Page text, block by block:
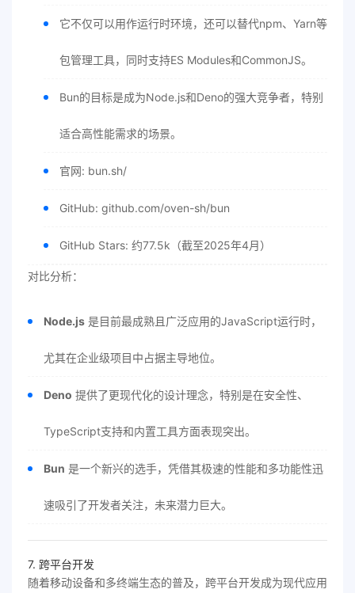
它不仅可以用作运行时环境，还可以替代npm、Yarn等
包管理工具，同时支持ES Modules和CommonJS。
Bun的目标是成为Node.js和Deno的强大竞争者，特别
适合高性能需求的场景。
官网: bun.sh/
GitHub: github.com/oven-sh/bun
GitHub Stars: 约77.5k（截至2025年4月）
对比分析：
Node.js 是目前最成熟且广泛应用的JavaScript运行时，
尤其在企业级项目中占据主导地位。
Deno 提供了更现代化的设计理念，特别是在安全性、
TypeScript支持和内置工具方面表现突出。
Bun 是一个新兴的选手，凭借其极速的性能和多功能性迅
速吸引了开发者关注，未来潜力巨大。
7. 跨平台开发
随着移动设备和多终端生态的普及，跨平台开发成为现代应用